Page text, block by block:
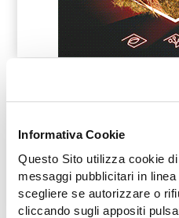
Informativa Cookie
Questo Sito utilizza cookie
messaggi pubblicitari in
scegliere se autorizzare o
cliccando sugli appositi